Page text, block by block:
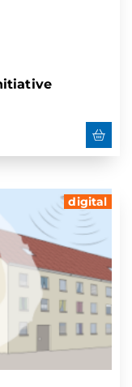
digital